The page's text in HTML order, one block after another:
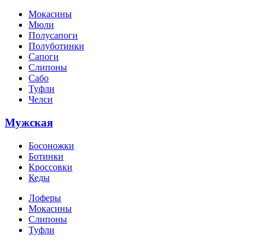
Мокасины
Мюли
Полусапоги
Полуботинки
Сапоги
Слипоны
Сабо
Туфли
Челси
Мужская
Босоножки
Ботинки
Кроссовки
Кеды
Лоферы
Мокасины
Слипоны
Туфли